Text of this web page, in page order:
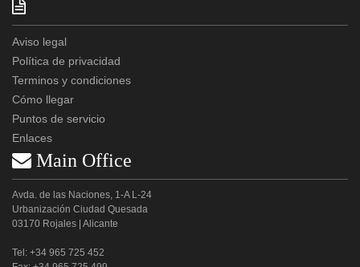

Aviso legal
Política de privacidad
Terminos y condiciones
Cómo llegar
Puntos de servicio
Enlaces
 Main Office
Avda. de las Naciones, 1-A L-24
Urbanización Ciudad Quesada
03170 Rojales | Alicante
Tel: +34 965 725 452